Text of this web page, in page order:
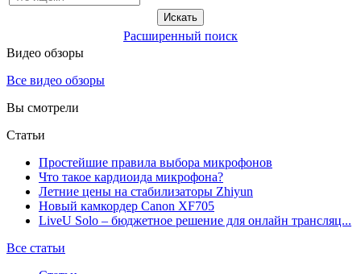
Расширенный поиск
Видео обзоры
Все видео обзоры
Вы смотрели
Статьи
Простейшие правила выбора микрофонов
Что такое кардиоида микрофона?
Летние цены на стабилизаторы Zhiyun
Новый камкордер Canon XF705
LiveU Solo – бюджетное решение для онлайн трансляц...
Все статьи